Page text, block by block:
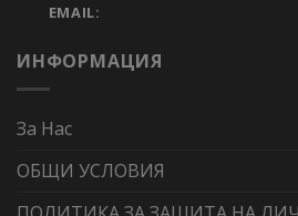
EMAIL:
ИНФОРМАЦИЯ
За Нас
ОБЩИ УСЛОВИЯ